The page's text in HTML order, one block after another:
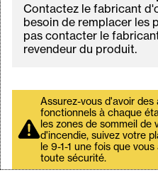
Contactez le fabricant
besoin de remplacer les
pas contacter le
revendeur du produit.
Assurez-vous d'avoir
fonctionnels à chaque
les zones de sommeil de
d'incendie, suivez votre
le 9-1-1 une fois que
toute sécurité.